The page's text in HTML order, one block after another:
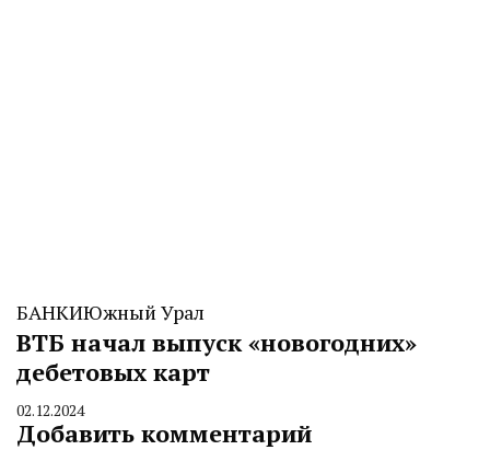
БАНКИЮжный Урал
ВТБ начал выпуск «новогодних»
дебетовых карт
By
CHELINDUSTRY
02.12.2024
Добавить комментарий